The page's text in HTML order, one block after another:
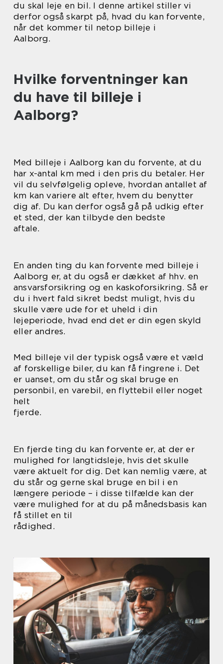
du skal leje en bil. I denne artikel stiller vi
derfor også skarpt på, hvad du kan forvente,
når det kommer til netop billeje i
Aalborg.
Hvilke forventninger kan
du have til billeje i
Aalborg?
Med billeje i Aalborg kan du forvente, at du
har x-antal km med i den pris du betaler. Her
vil du selvfølgelig opleve, hvordan antallet af
km kan variere alt efter, hvem du benytter
dig af. Du kan derfor også gå på udkig efter
et sted, der kan tilbyde den bedste
aftale.
En anden ting du kan forvente med billeje i
Aalborg er, at du også er dækket af hhv. en
ansvarsforsikring og en kaskoforsikring. Så er
du i hvert fald sikret bedst muligt, hvis du
skulle være ude for et uheld i din
lejeperiode, hvad end det er din egen skyld
eller andres.
Med billeje vil der typisk også være et væld
af forskellige biler, du kan få fingrene i. Det
er uanset, om du står og skal bruge en
personbil, en varebil, en flyttebil eller noget
helt
fjerde.
En fjerde ting du kan forvente er, at der er
mulighed for langtidsleje, hvis det skulle
være aktuelt for dig. Det kan nemlig være, at
du står og gerne skal bruge en bil i en
længere periode – i disse tilfælde kan der
være mulighed for at du på månedsbasis kan
få stillet en til
rådighed.